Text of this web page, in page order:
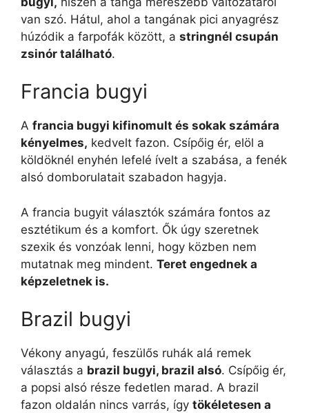
van szó. Hátul, ahol a tangának pici anyagrész
húzódik a farpofák között, a stringnél csupán
zsinór található.
Francia bugyi
A francia bugyi kifinomult és sokak számára
kényelmes, kedvelt fazon. Csípőig ér, elöl a
köldöknél enyhén lefelé ívelt a szabása, a fenék
alsó domborulatait szabadon hagyja.
A francia bugyit választók számára fontos az
esztétikum és a komfort. Ők úgy szeretnek
szexik és vonzóak lenni, hogy közben nem
mutatnak meg mindent. Teret engednek a
képzeletnek is.
Brazil bugyi
Vékony anyagú, feszülős ruhák alá remek
választás a brazil bugyi, brazil alsó. Csípőig ér,
a popsi alsó része fedetlen marad. A brazil
fazon oldalán nincs varrás, így tökéletesen a